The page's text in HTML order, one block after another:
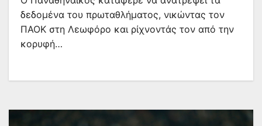
δεδομένα του πρωταθλήματος, νικώντας τον
ΠΑΟΚ στη Λεωφόρο και ρίχνοντάς τον από την
κορυφή…